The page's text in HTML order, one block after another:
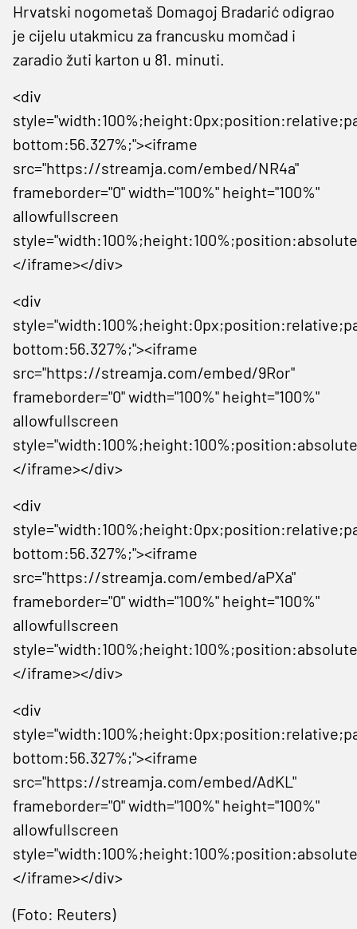
Hrvatski nogometaš Domagoj Bradarić odigrao
je cijelu utakmicu za francusku momčad i
zaradio žuti karton u 81. minuti.
<div
bottom:56.327%;"><iframe
src="https://streamja.com/embed/NR4a"
frameborder="0" width="100%" height="100%"
allowfullscreen
</iframe></div>
<div
bottom:56.327%;"><iframe
src="https://streamja.com/embed/9Ror"
frameborder="0" width="100%" height="100%"
allowfullscreen
</iframe></div>
<div
bottom:56.327%;"><iframe
src="https://streamja.com/embed/aPXa"
frameborder="0" width="100%" height="100%"
allowfullscreen
</iframe></div>
<div
bottom:56.327%;"><iframe
src="https://streamja.com/embed/AdKL"
frameborder="0" width="100%" height="100%"
allowfullscreen
</iframe></div>
(Foto: Reuters)